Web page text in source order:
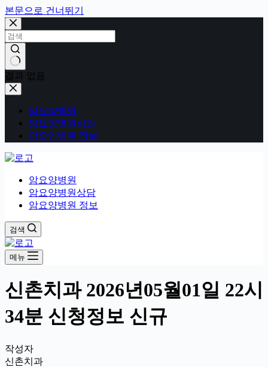
본문으로 건너뛰기
결과 없음
암요양병원
암요양병원상담
암요양병원 정보
암요양병원
암요양병원상담
암요양병원 정보
검색
메뉴
신촌치과 2026년05월01일 22시
34분 신청정보 신규
작성자
신촌치과